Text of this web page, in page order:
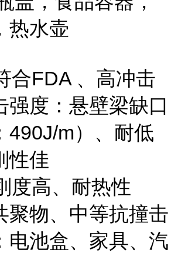
热水壶
合FDA 、高冲击
强度：悬壁梁缺口
490J/m）、耐低
性佳
度高、耐热性
聚物、中等抗撞击
电池盒、家具、汽